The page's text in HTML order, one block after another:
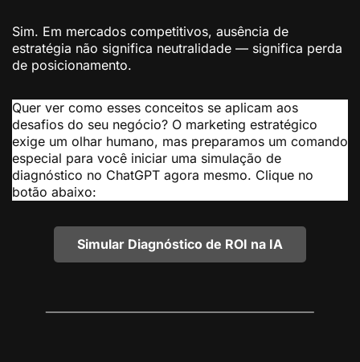
Sim. Em mercados competitivos, ausência de
estratégia não significa neutralidade — significa perda
de posicionamento.
Quer ver como esses conceitos se aplicam aos
desafios do seu negócio? O marketing estratégico
exige um olhar humano, mas preparamos um comando
especial para você iniciar uma simulação de
diagnóstico no ChatGPT agora mesmo. Clique no
botão abaixo:
Simular Diagnóstico de ROI na IA